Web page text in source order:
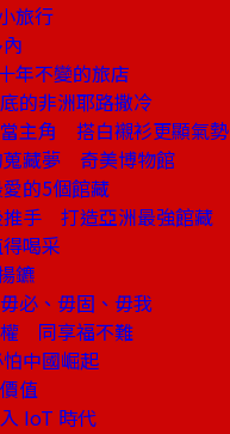
旅行
年不變的旅店
的非洲耶路撒冷
主角 搭白襯衫更顯氣勢
蒐藏夢 奇美博物館
的5個館藏
推手 打造亞洲最強館藏
喝采
鑣
必、毋固、毋我
同享福不難
中國崛起
值
IoT 時代